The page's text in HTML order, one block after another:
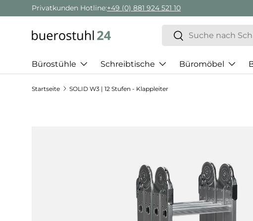
Direkt zum Inhalt
Privatkunden Hotline:+49 (0) 881 924 521 10
Suchen
Suchen
Bürostühle Schreibtische Büromöbel
Startseite SOLID W3 | 12 Stufen - Klappleiter